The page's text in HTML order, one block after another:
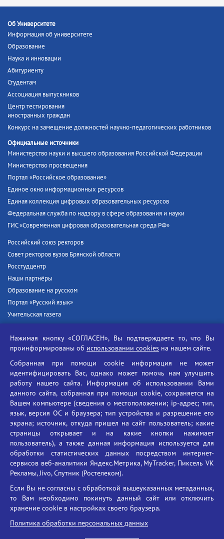
Об Университете
Информация об университете
Образование
Наука и инновации
Абитуриенту
Студентам
Ассоциация выпускников
Центр тестирования
иностранных граждан
Конкурс на замещение должностей научно-педагогических работников
Официальные источники
Министерство науки и высшего образования Российской Федерации
Министерство просвещения
Портал «Российское образование»
Единое окно информационных ресурсов
Единая коллекция цифровых образовательных ресурсов
Федеральная служба по надзору в сфере образования и науки
ГИС «Современная цифровая образовательная среда РФ»
Российский союз ректоров
Совет ректоров вузов Брянской области
Росстудцентр
Наши партнёры
Образование на русском
Портал «Русский язык»
Учительская газета
Единый портал государственных услуг
Противодействие угрозам информационной безопасности
Социальные ролики - Генеральная прокуратура РФ
Противодействие коррупции
БГУ против наркотиков
Брянский государственный университет
имени академика И.Г. Петровского
Время работы: пн-пт 09:00-18:00
E-mail: bryanskgu@mail.ru
Телефон: +7(4832)58-90-85
Нажимая кнопку «СОГЛАСЕН», Вы подтверждаете то, что Вы
проинформированы об использовании cookies на нашем сайте.
Собранная при помощи cookie информация не может
идентифицировать Вас, однако может помочь нам улучшить
работу нашего сайта. Информация об использовании Вами
данного сайта, собранная при помощи cookie, сохраняется на
Вашем компьютере (сведения о местоположении; ip-адрес; тип,
язык, версия ОС и браузера; тип устройства и разрешение его
экрана; источник, откуда пришел на сайт пользователь; какие
страницы открывает и на какие кнопки нажимает
пользователь), а также данная информация используется для
обработки статистических данных посредством интернет-
сервисов веб-аналитики Яндекс.Метрика, MyTracker, Пиксель VK
Рекламы, Jivo, Спутник (Ростелеком).
Если Вы не согласны с обработкой вышеуказанных метаданных,
то Вам необходимо покинуть данный сайт или отключить
хранение cookie в настройках своего браузера.
Политика обработки персональных данных